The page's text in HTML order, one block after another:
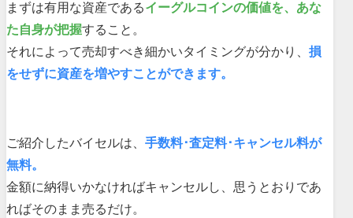
まずは有用な資産であるイーグルコインの価値を、あな
た自身が把握すること。
それによって売却すべき細かいタイミングが分かり、 損
をせずに資産を増やすことができます。
ご紹介したバイセルは、 手数料･査定料･キャンセル料が
無料。
金額に納得いかなければキャンセルし、思うとおりであ
ればそのまま売るだけ。